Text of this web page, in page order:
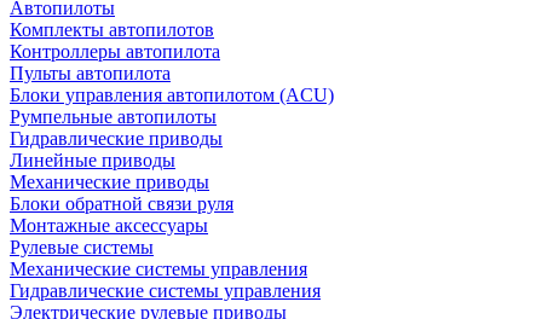
Автопилоты
Комплекты автопилотов
Контроллеры автопилота
Пульты автопилота
Блоки управления автопилотом (ACU)
Румпельные автопилоты
Гидравлические приводы
Линейные приводы
Механические приводы
Блоки обратной связи руля
Монтажные аксессуары
Рулевые системы
Механические системы управления
Гидравлические системы управления
Электрические рулевые приводы